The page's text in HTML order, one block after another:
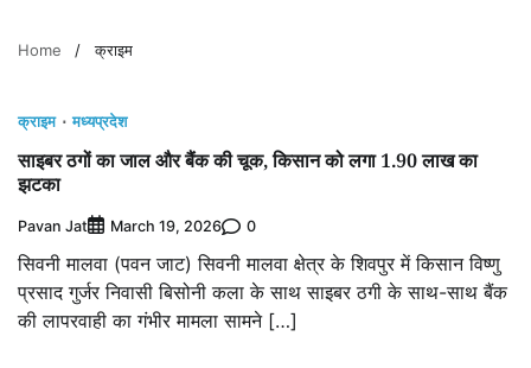
Home क्राइम
क्राइम मध्यप्रदेश
साइबर ठगों का जाल और बैंक की चूक, किसान को लगा 1.90 लाख का
झटका
Pavan Jat March 19, 2026 0
सिवनी मालवा (पवन जाट) सिवनी मालवा क्षेत्र के शिवपुर में किसान विष्णु
प्रसाद गुर्जर निवासी बिसोनी कला के साथ साइबर ठगी के साथ-साथ बैंक
की लापरवाही का गंभीर मामला सामने […]